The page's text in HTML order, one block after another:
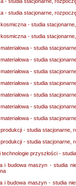
- studia stacjonarne,
- studia
- studia
- studia
- studia
- studia
- studia
- studia
- studia
- studia
- studia stacjonarne,
- studia stacjonarne,
technologie przyszłości -
i budowa maszyn - studia
i budowa maszyn - studia